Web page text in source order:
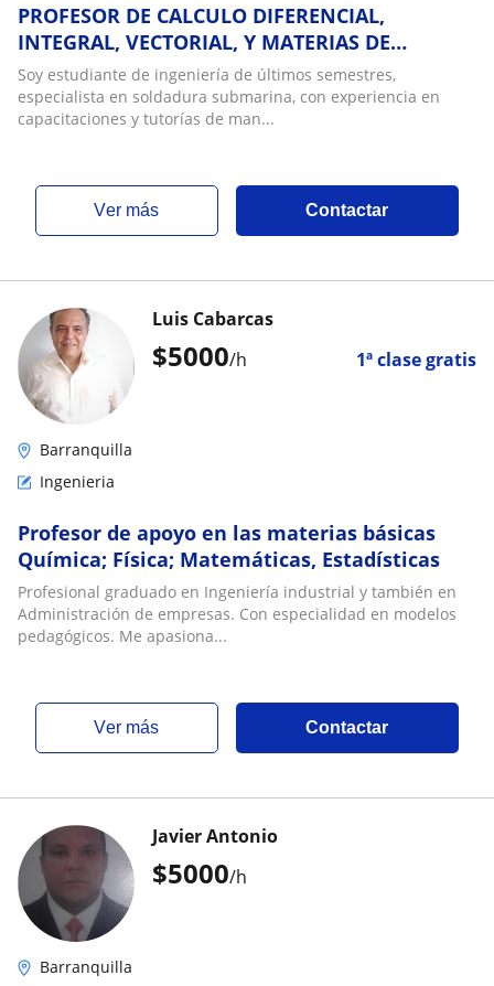
PROFESOR DE CALCULO DIFERENCIAL,
INTEGRAL, VECTORIAL, Y MATERIAS DE
INGENIERÍA COMO ESTÁTICA, DINÁMICA,
TERMODINÁMICA ETC
Soy estudiante de ingeniería de últimos semestres,
especialista en soldadura submarina, con experiencia en
capacitaciones y tutorías de man...
ver más Contactar
$5000/h 1ª clase gratis
Luis Cabarcas
Barranquilla
Ingenieria
Profesor de apoyo en las materias básicas
Química; Física; Matemáticas, Estadísticas
Profesional graduado en Ingeniería industrial y también en
Administración de empresas. Con especialidad en modelos
pedagógicos. Me apasiona...
ver más Contactar
$5000/h
Javier Antonio
Barranquilla